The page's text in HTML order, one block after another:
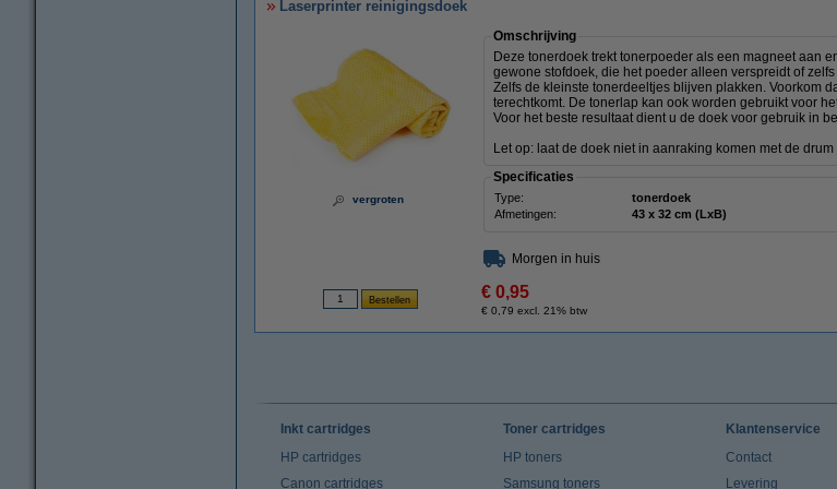
Laserprinter reinigingsdoek
vergroten
Omschrijving
Deze tonerdoek trekt tonerpoeder als een magneet aan
gewone stofdoek, die het poeder alleen verspreidt of
Zelfs de kleinste tonerdeeltjes blijven plakken. Voorkom
terechtkomt. De tonerlap kan ook worden gebruikt voor
Voor het beste resultaat dient u de doek voor gebruik in
Let op: laat de doek niet in aanraking komen met de drum
Specificaties
Type: tonerdoek
Afmetingen:
43 x 32 cm (LxB)
Morgen in huis
€ 0,95
€ 0,79 excl. 21% btw
Inkt cartridges
HP cartridges
Canon cartridges
Toner cartridges
HP toners
Samsung toners
Klantenservice
Contact
Levering